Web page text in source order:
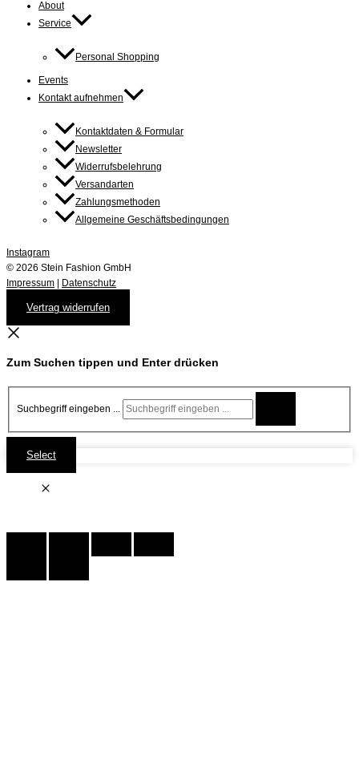
About
Service
Personal Shopping
Events
Kontakt aufnehmen
Kontaktdaten & Formular
Newsletter
Widerrufsbelehrung
Versandarten
Zahlungsmethoden
Allgemeine Geschäftsbedingungen
Instagram
© 2026 Stein Fashion GmbH
Impressum
Datenschutz
Vertrag widerrufen
Zum Suchen tippen und Enter drücken
Suchbegriff eingeben ...
Select